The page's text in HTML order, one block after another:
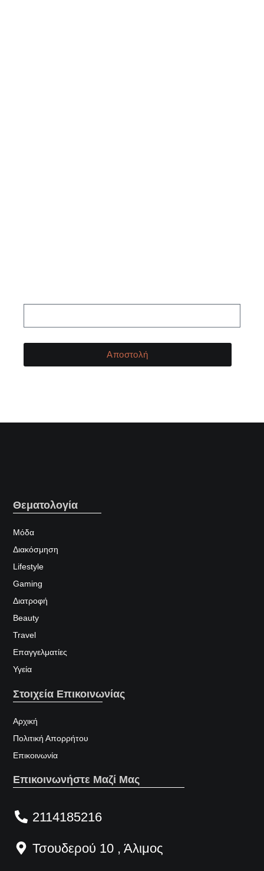
Αποστολή
Θεματολογία
Μόδα
Διακόσμηση
Lifestyle
Gaming
Διατροφή
Beauty
Travel
Επαγγελματίες
Υγεία
Στοιχεία Επικοινωνίας
Αρχική
Πολιτική Απορρήτου
Επικοινωνία
Επικοινωνήστε Μαζί Μας
2114185216
Τσουδερού 10 , Άλιμος